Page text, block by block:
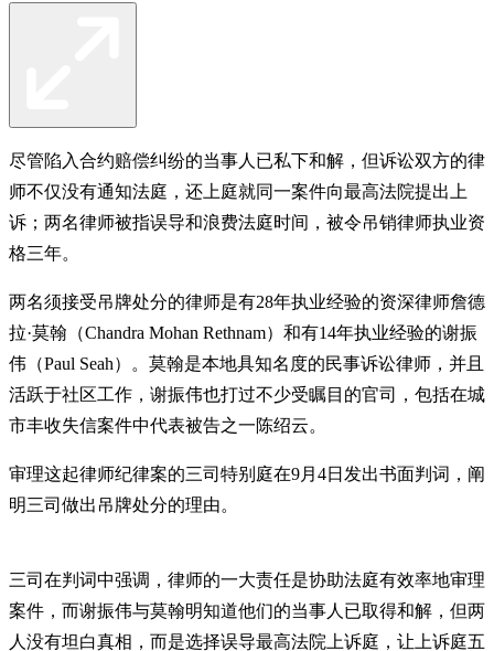
尽管陷入合约赔偿纠纷的当事人已私下和解，但诉讼双方的律
师不仅没有通知法庭，还上庭就同一案件向最高法院提出上
诉；两名律师被指误导和浪费法庭时间，被令吊销律师执业资
格三年。
两名须接受吊牌处分的律师是有28年执业经验的资深律师詹德
拉·莫翰（Chandra Mohan Rethnam）和有14年执业经验的谢振
伟（Paul Seah）。莫翰是本地具知名度的民事诉讼律师，并且
活跃于社区工作，谢振伟也打过不少受瞩目的官司，包括在城
市丰收失信案件中代表被告之一陈绍云。
审理这起律师纪律案的三司特别庭在9月4日发出书面判词，阐
明三司做出吊牌处分的理由。
三司在判词中强调，律师的一大责任是协助法庭有效率地审理
案件，而谢振伟与莫翰明知道他们的当事人已取得和解，但两
人没有坦白真相，而是选择误导最高法院上诉庭，让上诉庭五